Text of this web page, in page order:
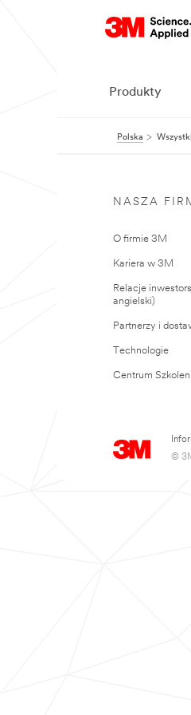
Produkty
Polska
NASZA
O firmie 3M
Kariera w 3M
Relacje
angielski)
Partnerzy i
Technologie
Centrum
©